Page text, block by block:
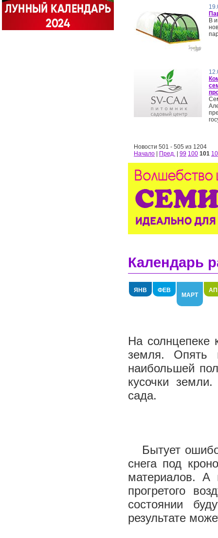
В
Новости 501 - 505 из 1204
Начало
Пред. 99 100 101
Календарь
ЯНВ ФЕВ
МАРТ
На солнцепеке
земля. Опять
наибольшей
кусочки
сада.
Бытует
снега под
материалов. А
прогретого
состоянии
результате